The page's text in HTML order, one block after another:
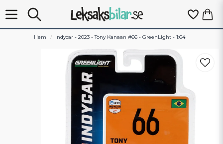
Hem Indycar - 2023 - Tony Kanaan #66 - GreenLight - 1:64